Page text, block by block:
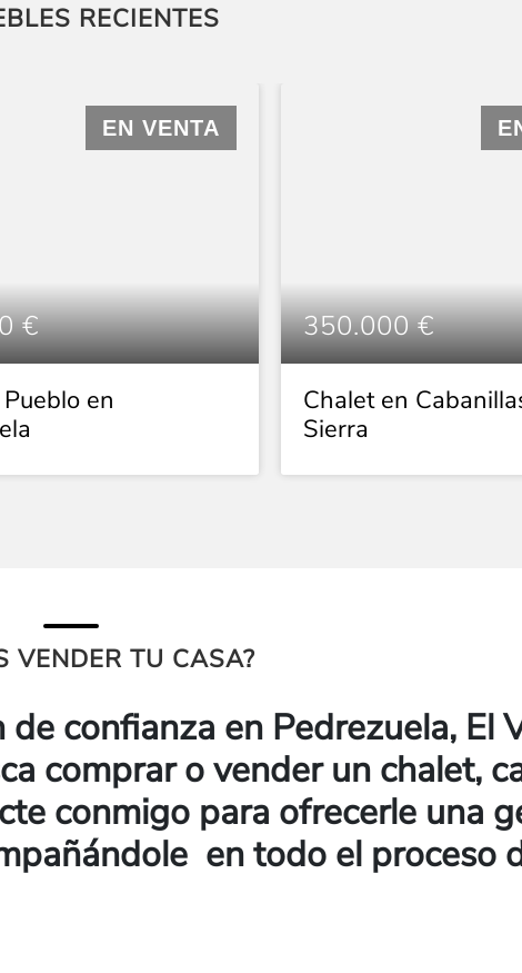
RECIENTES
EN VENTA
€
en
350.000 €
Chalet en
Sierra
VENDER TU CASA?
confianza en Pedrezuela, El
comprar o vender un chalet,
conmigo para ofrecerle una
en todo el proceso